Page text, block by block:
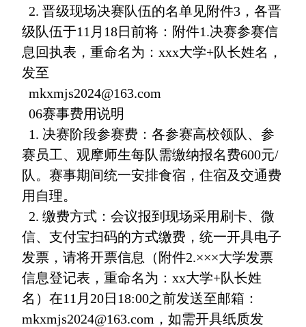
2. 晋级现场决赛队伍的名单见附件3，各晋
级队伍于11月18日前将：附件1.决赛参赛信
息回执表，重命名为：xxx大学+队长姓名，
发至
mkxmjs2024@163.com
06赛事费用说明
1. 决赛阶段参赛费：各参赛高校领队、参
赛员工、观摩师生每队需缴纳报名费600元/
队。赛事期间统一安排食宿，住宿及交通费
用自理。
2. 缴费方式：会议报到现场采用刷卡、微
信、支付宝扫码的方式缴费，统一开具电子
发票，请将开票信息（附件2.×××大学发票
信息登记表，重命名为：xx大学+队长姓
名）在11月20日18:00之前发送至邮箱：
mkxmjs2024@163.com，如需开具纸质发